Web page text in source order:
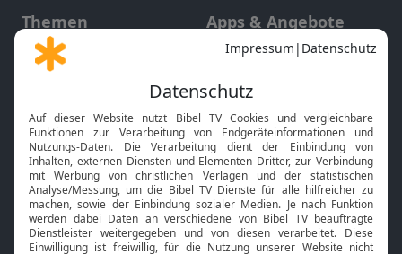
Themen
Gott und Bibel erklärt
Neuigkeiten
Apps & Angebote
Mobile App
Smart TV
HbbTV
Bibelthek Online-Bibel
Nächster Gottesdienst